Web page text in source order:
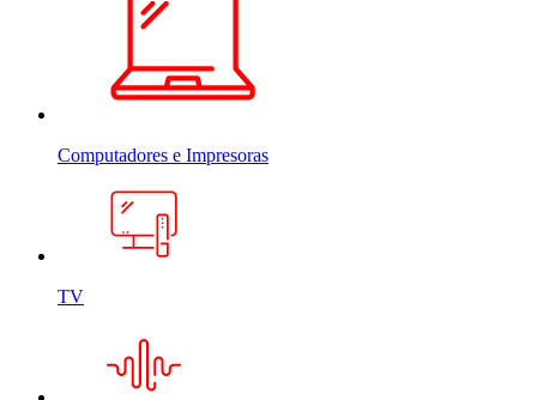
Computadores e Impresoras
TV